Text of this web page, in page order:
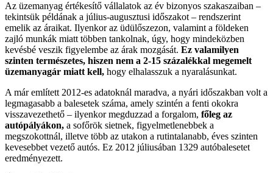
Az üzemanyag értékesítő vállalatok az év bizonyos szakaszaiban –
tekintsük példának a július-augusztusi időszakot – rendszerint
emelik az áraikat. Ilyenkor az üdülőszezon, valamint a földeken
zajló munkák miatt többen tankolnak, úgy, hogy mindeközben
kevésbé veszik figyelembe az árak mozgását. Ez valamilyen
szinten természetes, hiszen nem a 2-15 százalékkal megemelt
üzemanyagár miatt kell, hogy elhalasszuk a nyaralásunkat.
A már említett 2012-es adatoknál maradva, a nyári időszakban volt a
legmagasabb a balesetek száma, amely szintén a fenti okokra
visszavezethető – ilyenkor megduzzad a forgalom, főleg az
autópályákon, a sofőrök sietnek, figyelmetlenebbek a
megszokottnál, illetve több az utakon a rutintalanabb, éves szinten
kevesebbet vezető autós. Ez 2012 júliusában 1329 autóbalesetet
eredményezett.